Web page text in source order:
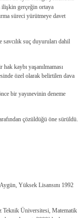
gerçeğin ortaya
süreci yürütmeye davet
suç duyuruları dahil
kaybı yaşanılmaması
özel olarak belirtilen dava
bir yayınevinin deneme
çözüldüğü öne sürüldü.
Yüksek Lisansını 1992
Teknik Üniversitesi, Matematik